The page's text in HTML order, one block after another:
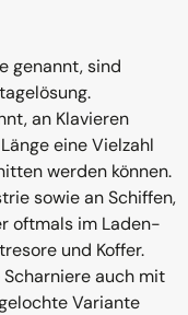
genannt, sind
an Klavieren
eine Vielzahl
werden können.
sowie an Schiffen,
oftmals im Laden-
und Koffer.
auch mit
Variante